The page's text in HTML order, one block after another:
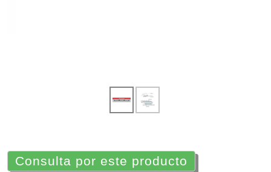
Consulta por este producto